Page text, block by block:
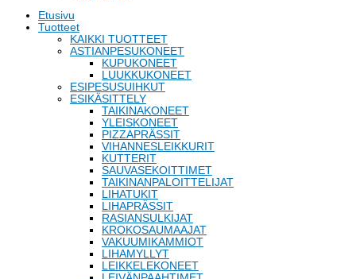
Etusivu
Tuotteet
KAIKKI TUOTTEET
ASTIANPESUKONEET
KUPUKONEET
LUUKKUKONEET
ESIPESUSUIHKUT
ESIKÄSITTELY
TAIKINAKONEET
YLEISKONEET
PIZZAPRÄSSIT
VIHANNESLEIKKURIT
KUTTERIT
SAUVASEKOITTIMET
TAIKINANPALOITTELIJAT
LIHATUKIT
LIHAPRÄSSIT
RASIANSULKIJAT
KROKOSAUMAAJAT
VAKUUMIKAMMIOT
LIHAMYLLYT
LEIKKELEKONEET